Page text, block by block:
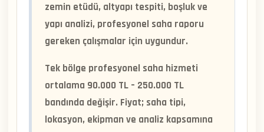
zemin etüdü, altyapı tespiti, boşluk ve
yapı analizi, profesyonel saha raporu
gereken çalışmalar için uygundur.
Tek bölge profesyonel saha hizmeti
ortalama 90.000 TL – 250.000 TL
bandında değişir. Fiyat; saha tipi,
lokasyon, ekipman ve analiz kapsamına